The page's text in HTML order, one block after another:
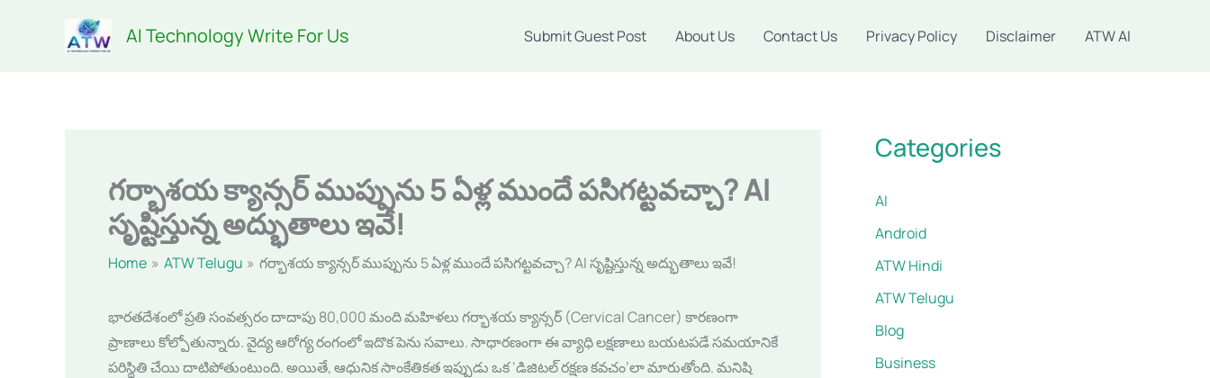
AI Technology Write For Us Submit Guest Post About Us Contact Us Privacy Policy Disclaimer ATW AI
గర్భాశయ క్యాన్సర్ ముప్పును 5 ఏళ్ల ముందే పసిగట్టవచ్చా? AI
సృష్టిస్తున్న అద్భుతాలు ఇవే!
Home ATW Telugu గర్భాశయ క్యాన్సర్ ముప్పును 5 ఏళ్ల ముందే పసిగట్టవచ్చా? AI సృష్టిస్తున్న అద్భుతాలు ఇవే!
భారతదేశంలో ప్రతి సంవత్సరం దాదాపు 80,000 మంది మహిళలు గర్భాశయ క్యాన్సర్ (Cervical Cancer) కారణంగా
ప్రాణాలు కోల్పోతున్నారు. వైద్య ఆరోగ్య రంగంలో ఇదొక పెను సవాలు. సాధారణంగా ఈ వ్యాధి లక్షణాలు బయటపడే సమయానికే
పరిస్థితి చేయి దాటిపోతుంటుంది. అయితే, ఆధునిక సాంకేతికత ఇప్పుడు ఒక ‘డిజిటల్ రక్షణ కవచం’లా మారుతోంది. మనిషి
Categories
AI
Android
ATW Hindi
ATW Telugu
Blog
Business